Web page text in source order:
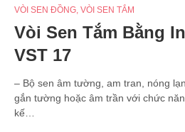
VÒI SEN ĐỒNG, VÒI SEN TẮM
Vòi Sen Tắm Bằng
VST 17
– Bộ sen âm tường, am tran, nóng
gắn tường hoặc âm trần với chức
kế…